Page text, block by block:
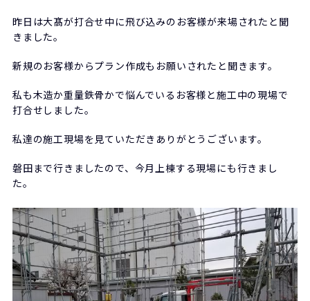
昨日は大髙が打合せ中に飛び込みのお客様が来場されたと聞
きました。
新規のお客様からプラン作成もお願いされたと聞きます。
私も木造か重量鉄骨かで悩んでいるお客様と施工中の現場で
打合せしました。
私達の施工現場を見ていただきありがとうございます。
磐田まで行きましたので、今月上棟する現場にも行きまし
た。